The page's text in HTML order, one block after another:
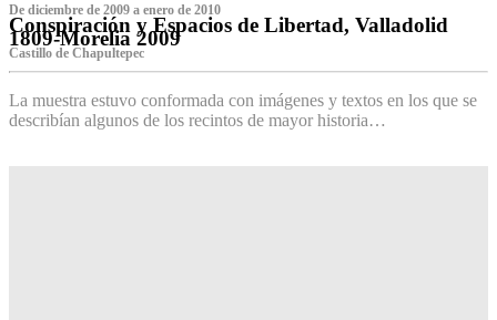
De diciembre de 2009 a enero de 2010
Conspiración y Espacios de Libertad, Valladolid
1809-Morelia 2009
Castillo de Chapultepec
La muestra estuvo conformada con imágenes y textos en los que se
describían algunos de los recintos de mayor historia…